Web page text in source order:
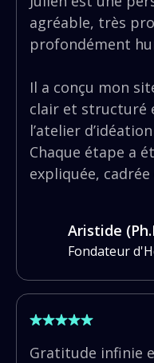
agréable, très
profondément
Il a conçu mon
clair et structuré
l’atelier
Chaque étape a
expliquée,
Aristide
Fondateur
Gratitude infinie